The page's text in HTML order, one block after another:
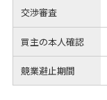
交渉審査
買主の本人確認
競業避止期間